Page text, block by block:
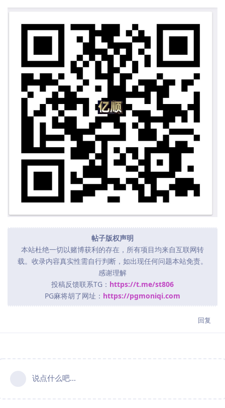
帖子版权声明
本站杜绝一切以赌博获利的存在，所有项目均来自互联网转
载。收录内容真实性需自行判断，如出现任何问题本站免责。
感谢理解
投稿反馈联系TG： https://t.me/st806
PG麻将胡了网址： https://pgmoniqi.com
回复
说点什么吧...